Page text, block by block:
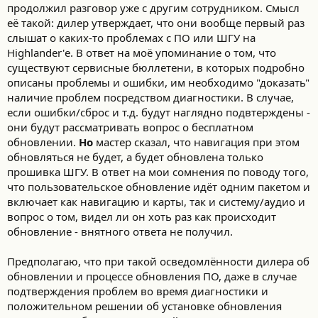
$,1,1041,1,333027831,396082131,Rostov
$,1,1044,1,319882789,472278630,Sergiyev-Posad
$,1,1048,1,462212301,434362122,Orenburg
$,1,1048,1,421286123,446622003,Samara
$,1,1052,1,779469455,469845934,Krasnoyarsk
$,1,1053,1,721965548,464192012,Kemerovo
$,1,1054,1,421286123,446622003,Samara
$,1,1060,1,325201166,462161969,Kolomna
$,1,1062,1,303290122,433774920,Kursk
$,1,1065,1,469476835,469476835,Ufa
$,1,1066,1,315552589,467657113,Moscow
$,1,1068,1,328900542,433506484,Voronezh
$,1,1068,1,307006276,424463565,Belgorod
$,1,1069,1,333195510,365625868,Sochi
#,1,20000,1,0,0,903,10,1,HERE,HERE,RUS,23:24:25:26:27:28,7,7,224
Версия MirrorLink (предварительно) :
mirrorLinkSvc:1.0.11:Mid_Common.packages.mainproc.harma
n.mirrorLinkSvc.trunk
продолжил разговор уже с другим сотрудником. Смысл
её такой: дилер утверждает, что они вообще первый раз
слышат о каких-то проблемах с ПО или ШГУ на
Highlander'е. В ответ на моё упоминание о том, что
существуют сервисные бюллетени, в которых подробно
описаны проблемы и ошибки, им необходимо "доказать"
наличие проблем посредством диагностики. В случае,
если ошибки/сброс и т.д. будут наглядно подвтерждены -
они будут рассматривать вопрос о бесплатном
обновлении. Но мастер сказал, что навигация при этом
обновляться не будет, а будет обновлена только
прошивка ШГУ. В ответ на мои сомнения по поводу того,
что пользовательское обновление идёт одним пакетом и
включает как навигацию и карты, так и систему/аудио и
вопрос о том, видел ли он хоть раз как происходит
обновление - внятного ответа не получил.
Предполагаю, что при такой осведомлённости дилера об
обновлении и процессе обновления ПО, даже в случае
подтверждения проблем во время диагностики и
положительном решении об установке обновления